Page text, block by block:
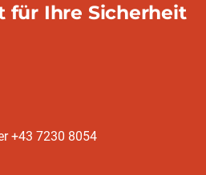
für Ihre Sicherheit
+43 7230 8054